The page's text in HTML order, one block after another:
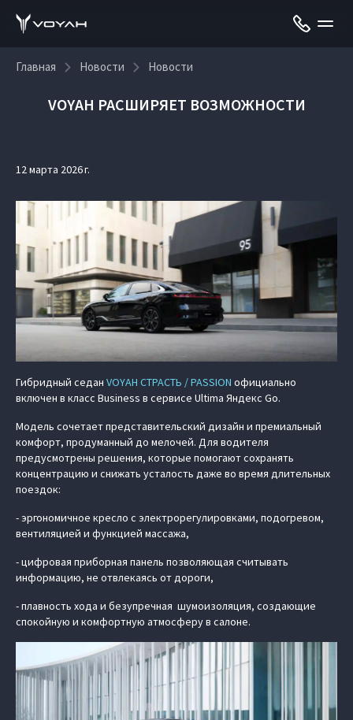
Главная Новости Новости
VOYAH РАСШИРЯЕТ ВОЗМОЖНОСТИ
12 марта 2026 г.
Гибридный седан VOYAH СТРАСТЬ / PASSION официально
включен в класс Business в сервисе Ultima Яндекс Go.
Модель сочетает представительский дизайн и премиальный
комфорт, продуманный до мелочей. Для водителя
предусмотрены решения, которые помогают сохранять
концентрацию и снижать усталость даже во время длительных
поездок:
- эргономичное кресло с электрорегулировками, подогревом,
вентиляцией и функцией массажа,
- цифровая приборная панель позволяющая считывать
информацию, не отвлекаясь от дороги,
- плавность хода и безупречная шумоизоляция, создающие
спокойную и комфортную атмосферу в салоне.